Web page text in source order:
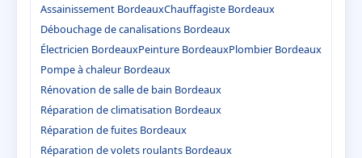
Assainissement BordeauxChauffagiste Bordeaux
Débouchage de canalisations Bordeaux
Électricien BordeauxPeinture BordeauxPlombier Bordeaux
Pompe à chaleur Bordeaux
Rénovation de salle de bain Bordeaux
Réparation de climatisation Bordeaux
Réparation de fuites Bordeaux
Réparation de volets roulants Bordeaux